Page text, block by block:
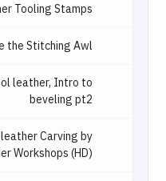
Tooling Stamps
the Stitching Awl
leather, Intro to
beveling pt2
Carving by
Workshops (HD)